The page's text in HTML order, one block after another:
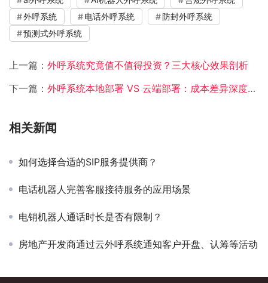
外呼系统
电话外呼系统
防封外呼系统
预测式外呼系统
上一篇： 外呼系统究竟值不值得投资？三大核心效果剖析
下一篇： 外呼系统本地部署 VS 云端部署：成本差异深度解析​
相关新闻
如何选择合适的SIP服务提供商？
电话机器人完善客服接待服务的应用场景
电销机器人通话时长是否有限制？
房地产开发商通过云外呼系统通知客户开盘、认筹等活动